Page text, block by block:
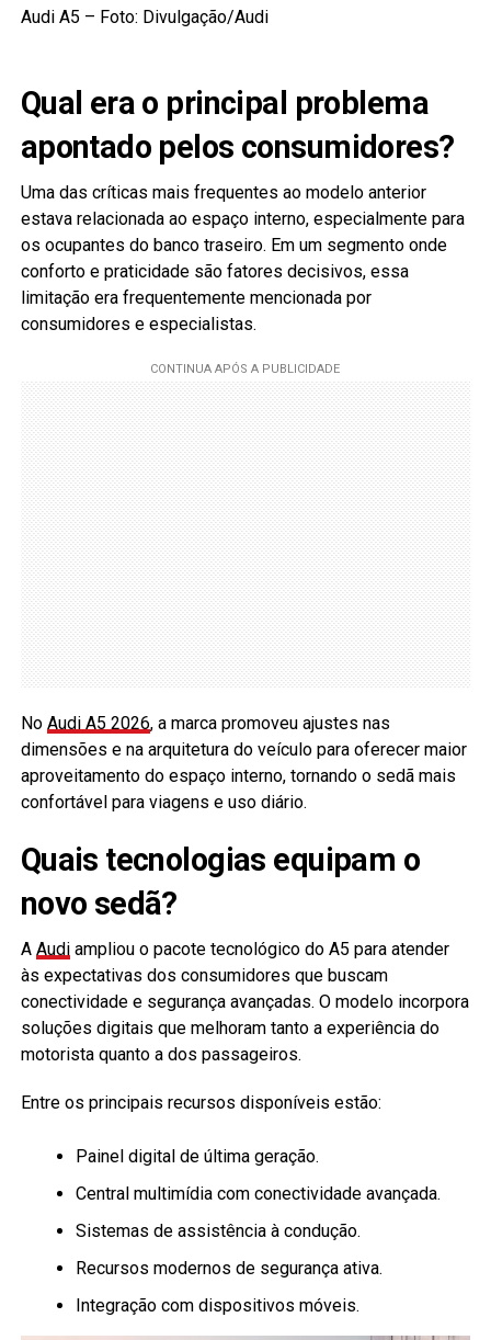
Audi A5 – Foto: Divulgação/Audi
Qual era o principal problema
apontado pelos consumidores?
Uma das críticas mais frequentes ao modelo anterior
estava relacionada ao espaço interno, especialmente para
os ocupantes do banco traseiro. Em um segmento onde
conforto e praticidade são fatores decisivos, essa
limitação era frequentemente mencionada por
consumidores e especialistas.
No Audi A5 2026, a marca promoveu ajustes nas
dimensões e na arquitetura do veículo para oferecer maior
aproveitamento do espaço interno, tornando o sedã mais
confortável para viagens e uso diário.
Quais tecnologias equipam o
novo sedã?
A Audiampliou o pacote tecnológico do A5 para atender
às expectativas dos consumidores que buscam
conectividade e segurança avançadas. O modelo incorpora
soluções digitais que melhoram tanto a experiência do
motorista quanto a dos passageiros.
Entre os principais recursos disponíveis estão:
Painel digital de última geração.
Central multimídia com conectividade avançada.
Sistemas de assistência à condução.
Recursos modernos de segurança ativa.
Integração com dispositivos móveis.